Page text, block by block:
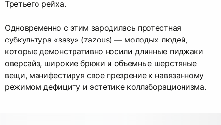
Третьего рейха.
Одновременно с этим зародилась протестная
субкультура «зазу» (zazous) — молодых людей,
которые демонстративно носили длинные пиджаки
оверсайз, широкие брюки и объемные шерстяные
вещи, манифестируя свое презрение к навязанному
режимом дефициту и эстетике коллаборационизма.